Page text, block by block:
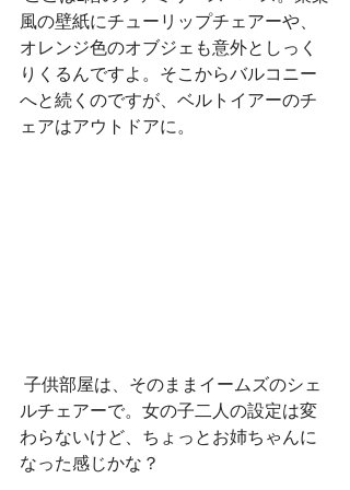
風の壁紙にチューリップチェアーや、
オレンジ色のオブジェも意外としっく
りくるんですよ。そこからバルコニー
へと続くのですが、ベルトイアーのチ
ェアはアウトドアに。
ルチェアーで。女の子二人の設定は変
わらないけど、ちょっとお姉ちゃんに
なった感じかな？